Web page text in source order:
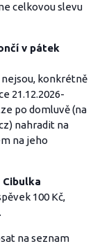
celkovou slevu
v pátek
nejsou, konkrétně
21.12.2026-
po domluvě (na
nahradit na
na jeho
100 Kč,
.
na seznam